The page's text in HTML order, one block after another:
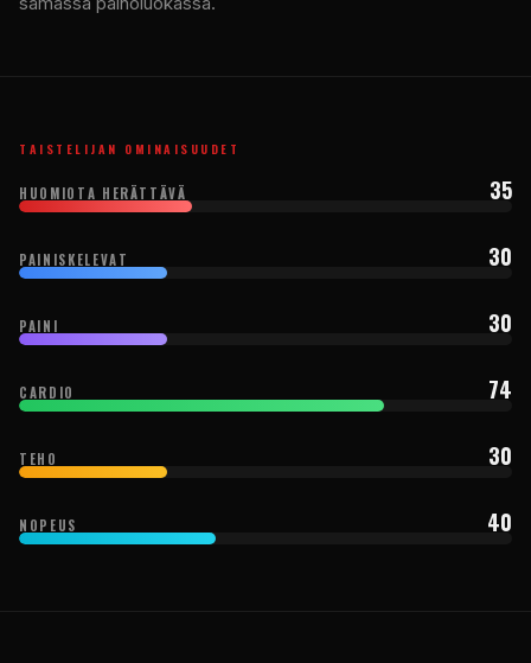
TAISTELIJAN OMINAISUUDET
HUOMIOTA HERÄTTÄVÄ 35
PAINISKELEVAT 30
PAINI 30
CARDIO 74
TEHO 30
NOPEUS 40